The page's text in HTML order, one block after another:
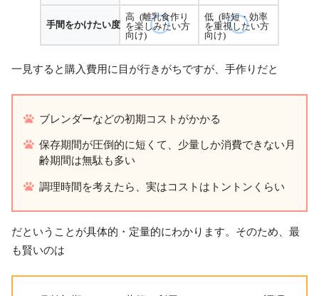
手間をかけたい度
高 (離乳食作り
を楽しみたい方
向け)
低 (時短・効率
を重視したい方
向け)
一見すると購入費用に目が行きがちですが、手作りだと
ブレンダーなどの初期コストがかかる
保存期間が圧倒的に短くて、少量しか消費できない月
齢期間は無駄も多い
調理時間を考えたら、実はコストはトントンくらい
だということが具体的・定量的にわかります。そのため、最
も賢いのは